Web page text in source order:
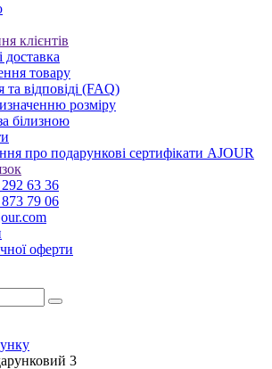
клієнтів
доставка
товару
відповіді (FAQ)
розміру
білизною
про подарункові сертифікати AJOUR
63 36
79 06
оферти
3